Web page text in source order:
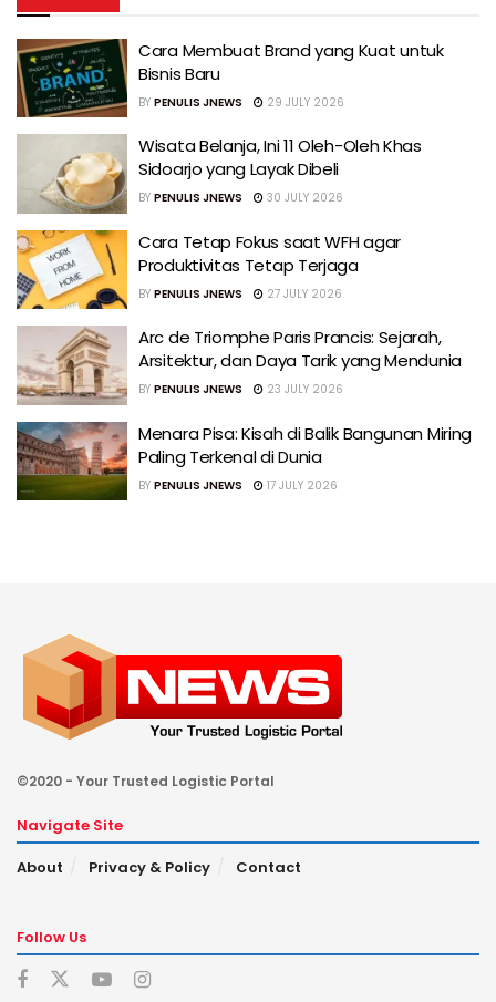
Cara Membuat Brand yang Kuat untuk
Bisnis Baru
BY PENULIS JNEWS 29 JULY 2026
Wisata Belanja, Ini 11 Oleh-Oleh Khas
Sidoarjo yang Layak Dibeli
BY PENULIS JNEWS 30 JULY 2026
Cara Tetap Fokus saat WFH agar
Produktivitas Tetap Terjaga
BY PENULIS JNEWS 27 JULY 2026
Arc de Triomphe Paris Prancis: Sejarah,
Arsitektur, dan Daya Tarik yang Mendunia
BY PENULIS JNEWS 23 JULY 2026
Menara Pisa: Kisah di Balik Bangunan Miring
Paling Terkenal di Dunia
BY PENULIS JNEWS 17 JULY 2026
©2020 - Your Trusted Logistic Portal
Navigate Site
About
Privacy & Policy Contact
Follow Us